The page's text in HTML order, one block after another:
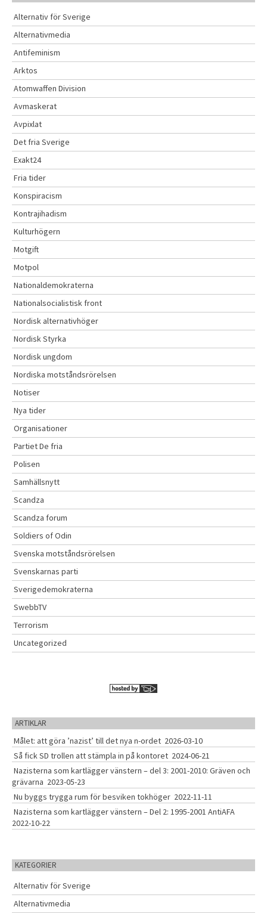
v
Alternativ för Sverige
Alternativmedia
Antifeminism
Arktos
Atomwaffen Division
Avmaskerat
Avpixlat
Det fria Sverige
Exakt24
Fria tider
Konspiracism
Kontrajihadism
Kulturhögern
Motgift
Motpol
Nationaldemokraterna
Nationalsocialistisk front
Nordisk alternativhöger
Nordisk Styrka
Nordisk ungdom
Nordiska motståndsrörelsen
Notiser
Nya tider
Organisationer
Partiet De fria
Polisen
Samhällsnytt
Scandza
Scandza forum
Soldiers of Odin
Svenska motståndsrörelsen
Svenskarnas parti
Sverigedemokraterna
SwebbTV
Terrorism
Uncategorized
ARTIKLAR
Målet: att göra ’nazist’ till det nya n-ordet 2026-03-10
Så fick SD trollen att stämpla in på kontoret 2024-06-21
Nazisterna som kartlägger vänstern – del 3: 2001-2010: Gräven och
grävarna 2023-05-23
Nu byggs trygga rum för besviken tokhöger 2022-11-11
Nazisterna som kartlägger vänstern – Del 2: 1995-2001 AntiAFA
2022-10-22
KATEGORIER
Alternativ för Sverige
Alternativmedia